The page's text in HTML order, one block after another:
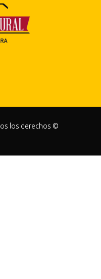
los derechos ©